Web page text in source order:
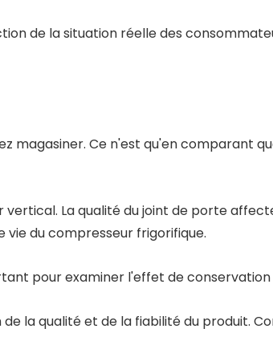
de la situation réelle des
magasiner. Ce n'est qu'en comparant
vertical. La qualité du joint de porte
vie du compresseur frigorifique.
pour examiner l'effet de conservation
la qualité et de la fiabilité du produit.